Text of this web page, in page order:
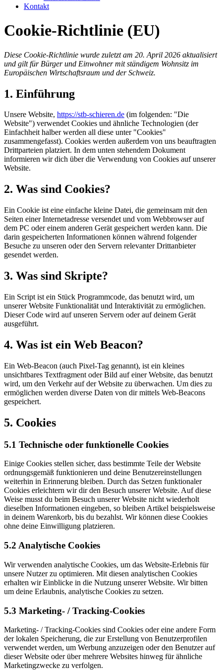
Kontakt
Cookie-Richtlinie (EU)
Diese Cookie-Richtlinie wurde zuletzt am 20. April 2026 aktualisiert
und gilt für Bürger und Einwohner mit ständigem Wohnsitz im
Europäischen Wirtschaftsraum und der Schweiz.
1. Einführung
Unsere Website, https://stb-schieren.de (im folgenden: "Die
Website") verwendet Cookies und ähnliche Technologien (der
Einfachheit halber werden all diese unter "Cookies"
zusammengefasst). Cookies werden außerdem von uns beauftragten
Drittparteien platziert. In dem unten stehendem Dokument
informieren wir dich über die Verwendung von Cookies auf unserer
Website.
2. Was sind Cookies?
Ein Cookie ist eine einfache kleine Datei, die gemeinsam mit den
Seiten einer Internetadresse versendet und vom Webbrowser auf
dem PC oder einem anderen Gerät gespeichert werden kann. Die
darin gespeicherten Informationen können während folgender
Besuche zu unseren oder den Servern relevanter Drittanbieter
gesendet werden.
3. Was sind Skripte?
Ein Script ist ein Stück Programmcode, das benutzt wird, um
unserer Website Funktionalität und Interaktivität zu ermöglichen.
Dieser Code wird auf unseren Servern oder auf deinem Gerät
ausgeführt.
4. Was ist ein Web Beacon?
Ein Web-Beacon (auch Pixel-Tag genannt), ist ein kleines
unsichtbares Textfragment oder Bild auf einer Website, das benutzt
wird, um den Verkehr auf der Website zu überwachen. Um dies zu
ermöglichen werden diverse Daten von dir mittels Web-Beacons
gespeichert.
5. Cookies
5.1 Technische oder funktionelle Cookies
Einige Cookies stellen sicher, dass bestimmte Teile der Website
ordnungsgemäß funktionieren und deine Benutzereinstellungen
weiterhin in Erinnerung bleiben. Durch das Setzen funktionaler
Cookies erleichtern wir dir den Besuch unserer Website. Auf diese
Weise musst du beim Besuch unserer Website nicht wiederholt
dieselben Informationen eingeben, so bleiben Artikel beispielsweise
in deinem Warenkorb, bis du bezahlst. Wir können diese Cookies
ohne deine Einwilligung platzieren.
5.2 Analytische Cookies
Wir verwenden analytische Cookies, um das Website-Erlebnis für
unsere Nutzer zu optimieren. Mit diesen analytischen Cookies
erhalten wir Einblicke in die Nutzung unserer Website. Wir bitten
um deine Erlaubnis, analytische Cookies zu setzen.
5.3 Marketing- / Tracking-Cookies
Marketing- / Tracking-Cookies sind Cookies oder eine andere Form
der lokalen Speicherung, die zur Erstellung von Benutzerprofilen
verwendet werden, um Werbung anzuzeigen oder den Benutzer auf
dieser Website oder über mehrere Websites hinweg für ähnliche
Marketingzwecke zu verfolgen.